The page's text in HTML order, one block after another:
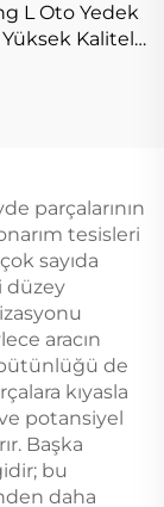
L Oto Yedek
Yüksek Kaliteli
parçalarının
tesisleri
sayıda
düzey
aracın
de
kıyasla
potansiyel
Başka
bu
daha